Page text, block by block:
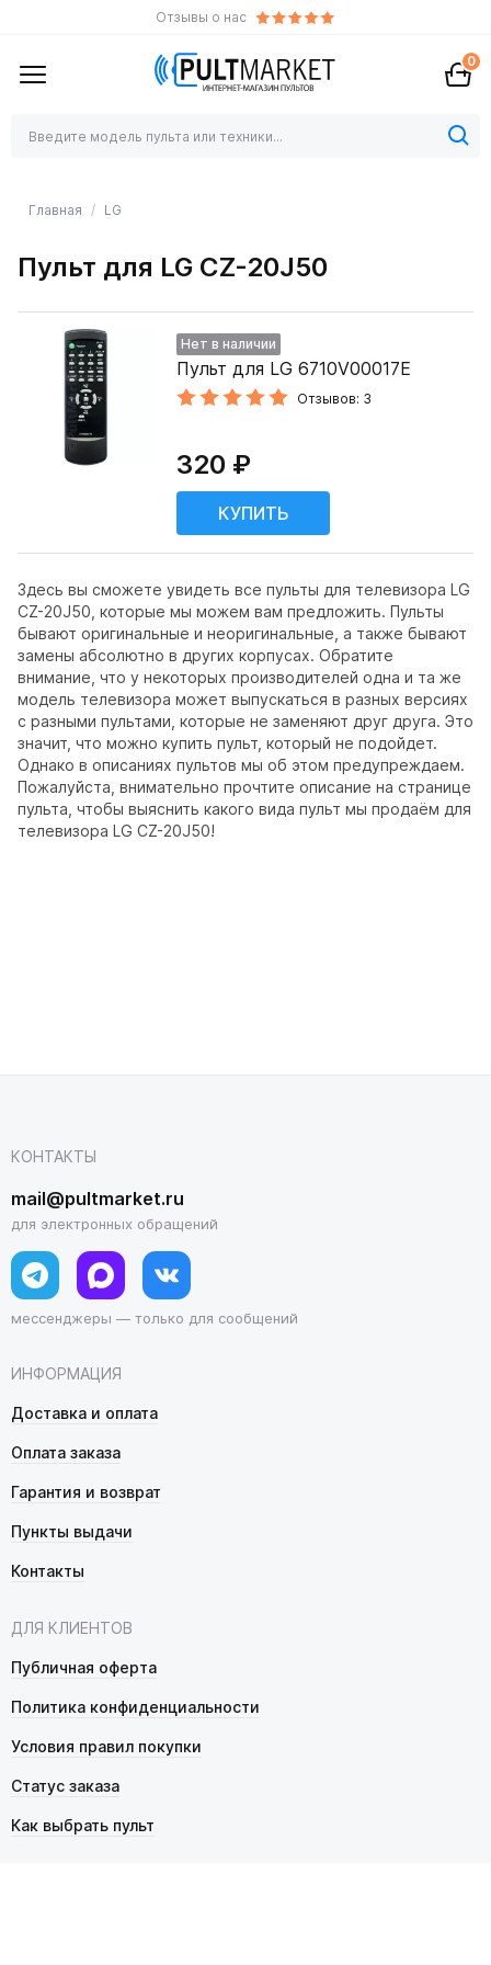
Отзывы о нас
0
Главная LG
Пульт для LG CZ-20J50
Здесь вы сможете увидеть все пульты для телевизора LG
CZ-20J50, которые мы можем вам предложить. Пульты
бывают оригинальные и неоригинальные, а также бывают
замены абсолютно в других корпусах. Обратите
внимание, что у некоторых производителей одна и та же
модель телевизора может выпускаться в разных версиях
с разными пультами, которые не заменяют друг друга. Это
значит, что можно купить пульт, который не подойдет.
Однако в описаниях пультов мы об этом предупреждаем.
Пожалуйста, внимательно прочтите описание на странице
пульта, чтобы выяснить какого вида пульт мы продаём для
телевизора LG CZ-20J50!
Нет в наличии
Пульт для LG 6710V00017E
Отзывов: 3
320 ₽
ИНФОРМАЦИЯ
Доставка и оплата
Оплата заказа
Гарантия и возврат
Пункты выдачи
Контакты
ДЛЯ КЛИЕНТОВ
Публичная оферта
Политика конфиденциальности
Условия правил покупки
Статус заказа
Как выбрать пульт
КОНТАКТЫ
mail@pultmarket.ru
для электронных обращений
мессенджеры — только для сообщений